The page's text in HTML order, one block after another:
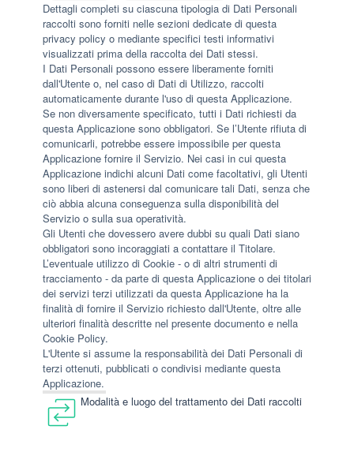
Dettagli completi su ciascuna tipologia di Dati Personali
raccolti sono forniti nelle sezioni dedicate di questa
privacy policy o mediante specifici testi informativi
visualizzati prima della raccolta dei Dati stessi.
I Dati Personali possono essere liberamente forniti
dall'Utente o, nel caso di Dati di Utilizzo, raccolti
automaticamente durante l'uso di questa Applicazione.
Se non diversamente specificato, tutti i Dati richiesti da
questa Applicazione sono obbligatori. Se l’Utente rifiuta di
comunicarli, potrebbe essere impossibile per questa
Applicazione fornire il Servizio. Nei casi in cui questa
Applicazione indichi alcuni Dati come facoltativi, gli Utenti
sono liberi di astenersi dal comunicare tali Dati, senza che
ciò abbia alcuna conseguenza sulla disponibilità del
Servizio o sulla sua operatività.
Gli Utenti che dovessero avere dubbi su quali Dati siano
obbligatori sono incoraggiati a contattare il Titolare.
L’eventuale utilizzo di Cookie - o di altri strumenti di
tracciamento - da parte di questa Applicazione o dei titolari
dei servizi terzi utilizzati da questa Applicazione ha la
finalità di fornire il Servizio richiesto dall'Utente, oltre alle
ulteriori finalità descritte nel presente documento e nella
Cookie Policy.
L'Utente si assume la responsabilità dei Dati Personali di
terzi ottenuti, pubblicati o condivisi mediante questa
Applicazione.
Modalità e luogo del trattamento dei Dati raccolti